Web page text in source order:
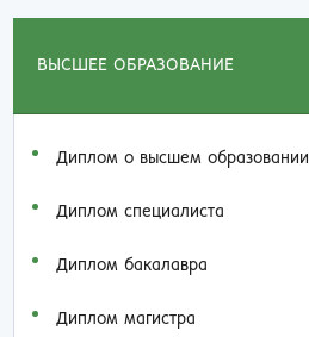
ВЫСШЕЕ ОБРАЗОВАНИЕ
Диплом о высшем образовании
Диплом специалиста
Диплом бакалавра
Диплом магистра